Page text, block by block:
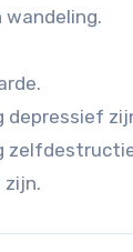
wandeling.
depressief
zijn.